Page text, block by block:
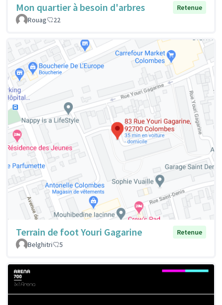
Mon quartier à besoin d'arbres
Retenue
Rouag
22
Terrain de foot Youri Gagarine
Retenue
Belghitri
5